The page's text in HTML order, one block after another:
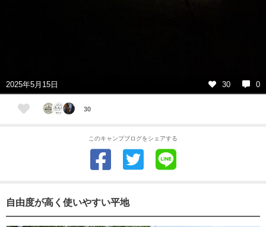
2025年5月15日 30 0
30
このキャンプブログをシェアする
自由度が高く使いやすい平地